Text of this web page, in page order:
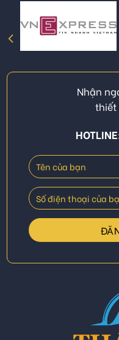
Nhận
thiết